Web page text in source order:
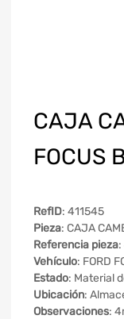
CAJA
FOCUS
RefID: 411545
Pieza: CAJA
Referencia pieza
Vehículo: FORD
Estado: Material
Ubicación:
Observaciones: